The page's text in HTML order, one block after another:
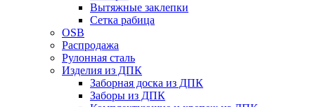
Вытяжные заклепки
Сетка рабица
OSB
Распродажа
Рулонная сталь
Изделия из ДПК
Заборная доска из ДПК
Заборы из ДПК